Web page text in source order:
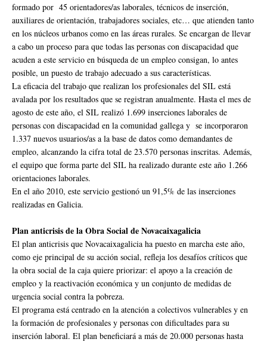
formado por 45 orientadores/as laborales, técnicos de inserción,
auxiliares de orientación, trabajadores sociales, etc… que atienden tanto
en los núcleos urbanos como en las áreas rurales. Se encargan de llevar
a cabo un proceso para que todas las personas con discapacidad que
acuden a este servicio en búsqueda de un empleo consigan, lo antes
posible, un puesto de trabajo adecuado a sus características.
La eficacia del trabajo que realizan los profesionales del SIL está
avalada por los resultados que se registran anualmente. Hasta el mes de
agosto de este año, el SIL realizó 1.699 inserciones laborales de
personas con discapacidad en la comunidad gallega y se incorporaron
1.337 nuevos usuarios/as a la base de datos como demandantes de
empleo, alcanzando la cifra total de 23.570 personas inscritas. Además,
el equipo que forma parte del SIL ha realizado durante este año 1.266
orientaciones laborales.
En el año 2010, este servicio gestionó un 91,5% de las inserciones
realizadas en Galicia.
Plan anticrisis de la Obra Social de Novacaixagalicia
El plan anticrisis que Novacaixagalicia ha puesto en marcha este año,
como eje principal de su acción social, refleja los desafíos críticos que
la obra social de la caja quiere priorizar: el apoyo a la creación de
empleo y la reactivación económica y un conjunto de medidas de
urgencia social contra la pobreza.
El programa está centrado en la atención a colectivos vulnerables y en
la formación de profesionales y personas con dificultades para su
inserción laboral. El plan beneficiará a más de 20.000 personas hasta